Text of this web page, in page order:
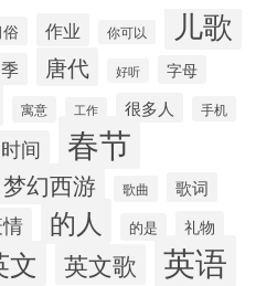
作业 你可以 儿歌
唐代 好听
字母
寓意 工作 很多人 手机
时间 春节
梦幻西游 歌曲 歌词
的人 的是 礼物
文 英文歌 英语